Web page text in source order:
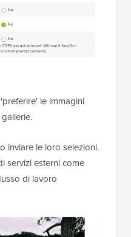
le immagini
inviare le loro selezioni.
servizi esterni come
di lavoro